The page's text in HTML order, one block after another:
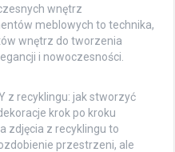
wnętrz
meblowych to technika,
wnętrz do tworzenia
i nowoczesności.
z recyklingu: jak stworzyć
krok po kroku
zdjęcia z recyklingu to
przestrzeni, ale